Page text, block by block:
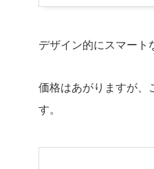
デザイン的にスマート
価格はあがりますが、
す。